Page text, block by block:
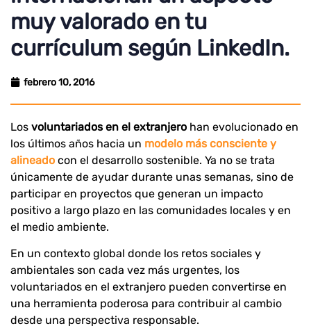
muy valorado en tu
currículum según LinkedIn.
febrero 10, 2016
Los voluntariados en el extranjero han evolucionado en
los últimos años hacia un modelo más consciente y
alineado con el desarrollo sostenible. Ya no se trata
únicamente de ayudar durante unas semanas, sino de
participar en proyectos que generan un impacto
positivo a largo plazo en las comunidades locales y en
el medio ambiente.
En un contexto global donde los retos sociales y
ambientales son cada vez más urgentes, los
voluntariados en el extranjero pueden convertirse en
una herramienta poderosa para contribuir al cambio
desde una perspectiva responsable.